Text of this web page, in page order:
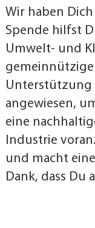
Wir haben
Spende hilfst
Umwelt- und
Unterstützung
angewiesen,
eine
Industrie
und macht
Dank, dass Du